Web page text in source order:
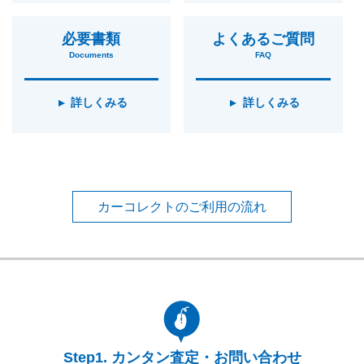
必要書類
Documents
詳しくみる
よくあるご質問
FAQ
詳しくみる
カーコレクトのご利用の流れ
カンタン査定・お問い合わせ